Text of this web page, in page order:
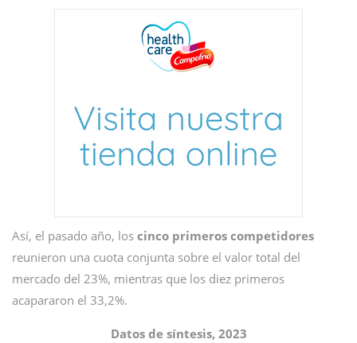
Así, el pasado año, los cinco primeros competidores
reunieron una cuota conjunta sobre el valor total del
mercado del 23%, mientras que los diez primeros
acapararon el 33,2%.
Datos de síntesis, 2023